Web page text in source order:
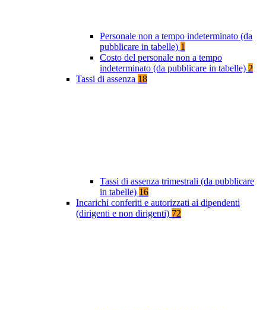
Personale non a tempo indeterminato (da
pubblicare in tabelle) 1
Costo del personale non a tempo
indeterminato (da pubblicare in tabelle) 2
Tassi di assenza 18
Tassi di assenza trimestrali (da pubblicare
in tabelle) 16
Incarichi conferiti e autorizzati ai dipendenti
(dirigenti e non dirigenti) 72